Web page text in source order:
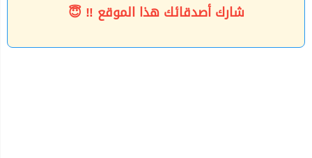
شارك أصدقائك هذا الموقع ‼ 😇